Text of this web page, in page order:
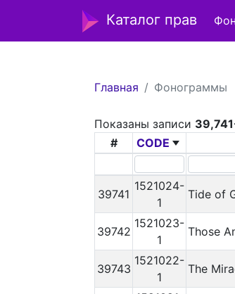
Каталог прав
Главная Фонограммы
Показаны записи
#
CODE
39741
1521024-
1
Tide of
39742
1521023-
1
Those
39743
1521022-
1
The